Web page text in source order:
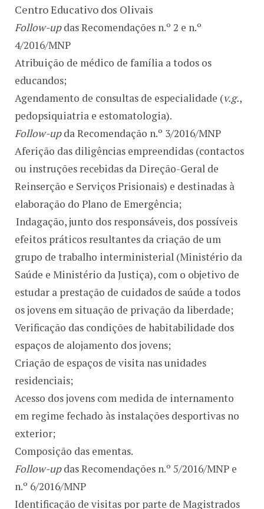
Centro Educativo dos Olivais
Follow-updas Recomendações n.º 2 e n.º
4/2016/MNP
Atribuição de médico de família a todos os
educandos;
Agendamento de consultas de especialidade (v.g.,
pedopsiquiatria e estomatologia).
Follow-upda Recomendação n.º 3/2016/MNP
Aferição das diligências empreendidas (contactos
ou instruções recebidas da Direção-Geral de
Reinserção e Serviços Prisionais) e destinadas à
elaboração do Plano de Emergência;
Indagação, junto dos responsáveis, dos possíveis
efeitos práticos resultantes da criação de um
grupo de trabalho interministerial (Ministério da
Saúde e Ministério da Justiça), com o objetivo de
estudar a prestação de cuidados de saúde a todos
os jovens em situação de privação da liberdade;
Verificação das condições de habitabilidade dos
espaços de alojamento dos jovens;
Criação de espaços de visita nas unidades
residenciais;
Acesso dos jovens com medida de internamento
em regime fechado às instalações desportivas no
exterior;
Composição das ementas.
Follow-updas Recomendações n.º 5/2016/MNP e
n.º 6/2016/MNP
Identificação de visitas por parte de Magistrados